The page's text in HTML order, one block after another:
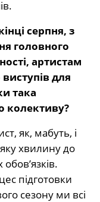
серпня, з
головного
артистам
для
така
колективу?
як, мабуть, і
хвилину до
підготовки
сезону ми всі